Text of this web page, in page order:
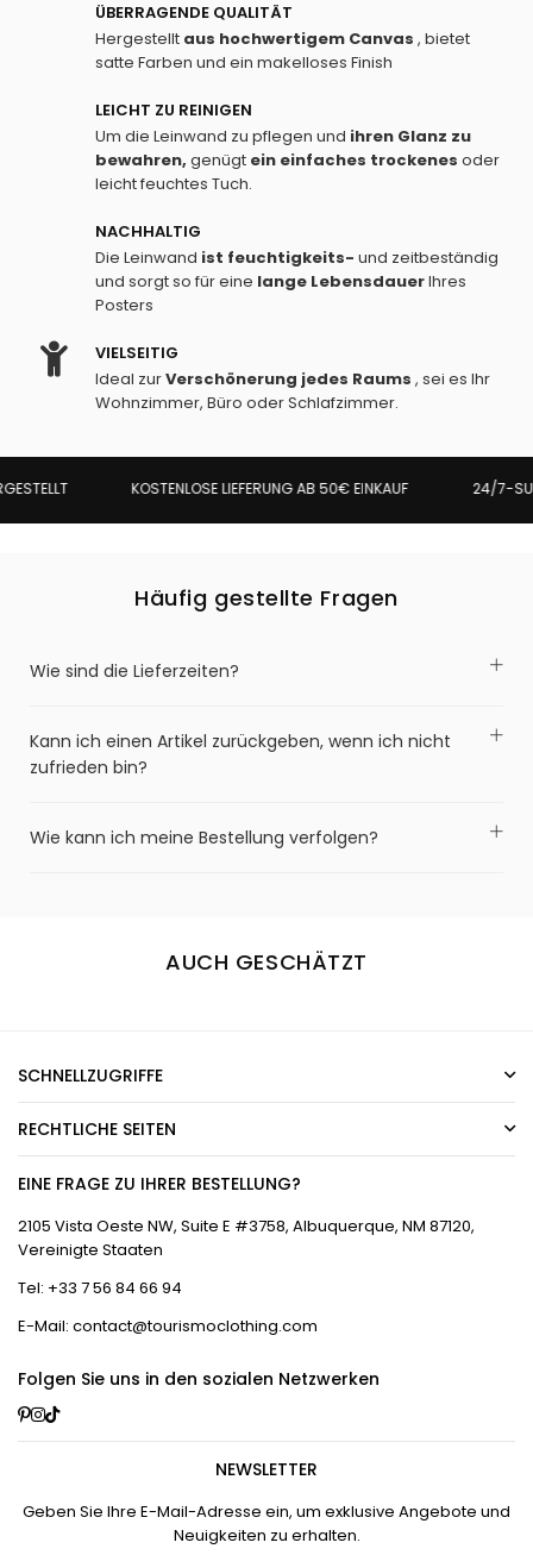
ÜBERRAGENDE QUALITÄT
Hergestellt aus hochwertigem Canvas , bietet
satte Farben und ein makelloses Finish
LEICHT ZU REINIGEN
Um die Leinwand zu pflegen und ihren Glanz zu
bewahren, genügt ein einfaches trockenes oder
leicht feuchtes Tuch.
NACHHALTIG
Die Leinwand ist feuchtigkeits- und zeitbeständig
und sorgt so für eine lange LebensdauerIhres
Posters
VIELSEITIG
Ideal zurVerschönerung jedes Raums , sei es Ihr
Wohnzimmer, Büro oder Schlafzimmer.
KOSTENLOSE LIEFERUNG AB 50€ EINKAUF 24/7-
Häufig gestellte Fragen
Wie sind die Lieferzeiten?
Kann ich einen Artikel zurückgeben, wenn ich nicht
zufrieden bin?
Wie kann ich meine Bestellung verfolgen?
AUCH GESCHÄTZT
SCHNELLZUGRIFFE
RECHTLICHE SEITEN
EINE FRAGE ZU IHRER BESTELLUNG?
2105 Vista Oeste NW, Suite E #3758, Albuquerque, NM 87120,
Vereinigte Staaten
Tel: +33 7 56 84 66 94
E-Mail: contact@tourismoclothing.com
Folgen Sie uns in den sozialen Netzwerken
Pinterest
Instagram
TikTok
NEWSLETTER
Geben Sie Ihre E-Mail-Adresse ein, um exklusive Angebote und
Neuigkeiten zu erhalten.